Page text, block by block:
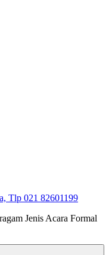
Tlp 021 82601199
Jenis Acara Formal